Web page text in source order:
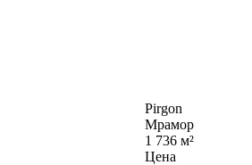
Pirgon
Мрамор
1 736 м²
Цена